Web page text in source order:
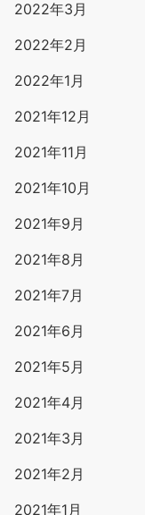
2022年3月
2022年2月
2022年1月
2021年12月
2021年11月
2021年10月
2021年9月
2021年8月
2021年7月
2021年6月
2021年5月
2021年4月
2021年3月
2021年2月
2021年1月